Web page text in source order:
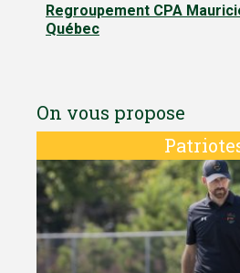
Regroupement CPA
Québec
On vous propose